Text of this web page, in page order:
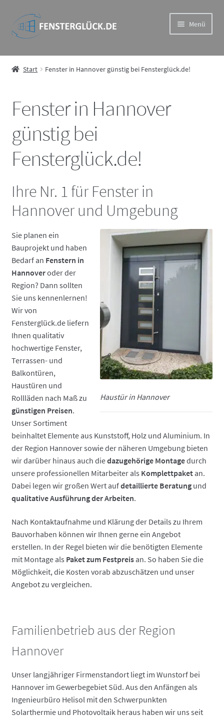
Zur
Navigation
Zum
Inhalt
Menü
Drutex Iglo – das hochwertige und preisgünstige Drutex-
System
Aluprof System
Drutex Softline – Holz Fenster in Spitzenqualität
Drutex Duoline – ideale Kombination aus Haltbarkeit und
Rollläden
Kontakt
Start Fenster in Hannover günstig bei Fensterglück.de!
Fenster in Hannover
günstig bei
Fensterglück.de!
Ihre Nr. 1 für Fenster in
Hannover und Umgebung
Haustür in Hannover
Sie planen ein
Bauprojekt und haben
Bedarf an Fenstern in
Hannoveroder der
Region? Dann sollten
Sie uns kennenlernen!
Wir von
Fensterglück.de liefern
Ihnen qualitativ
hochwertige Fenster,
Terrassen- und
Balkontüren,
Haustüren und
Rollläden nach Maß zu
günstigen Preisen.
Unser Sortiment
beinhaltet Elemente aus Kunststoff, Holz und Aluminium. In
der Region Hannover sowie der näheren Umgebung bieten
wir darüber hinaus auch diedazugehörige Montagedurch
unsere professionellen Mitarbeiter als Komplettpaketan.
Dabei legen wir großen Wert aufdetaillierte Beratungund
qualitative Ausführung der Arbeiten.
Nach Kontaktaufnahme und Klärung der Details zu Ihrem
Bauvorhaben können wir Ihnen gerne ein Angebot
erstellen. In der Regel bieten wir die benötigten Elemente
mit Montage als Paket zum Festpreisan. So haben Sie die
Möglichkeit, die Kosten vorab abzuschätzen und unser
Angebot zu vergleichen.
Familienbetrieb aus der Region
Hannover
Unser langjähriger Firmenstandort liegt im Wunstorf bei
Hannover im Gewerbegebiet Süd. Aus den Anfängen als
Ingenieurbüro Helisol mit den Schwerpunkten
Solarthermie und Photovoltaik heraus haben wir uns seit